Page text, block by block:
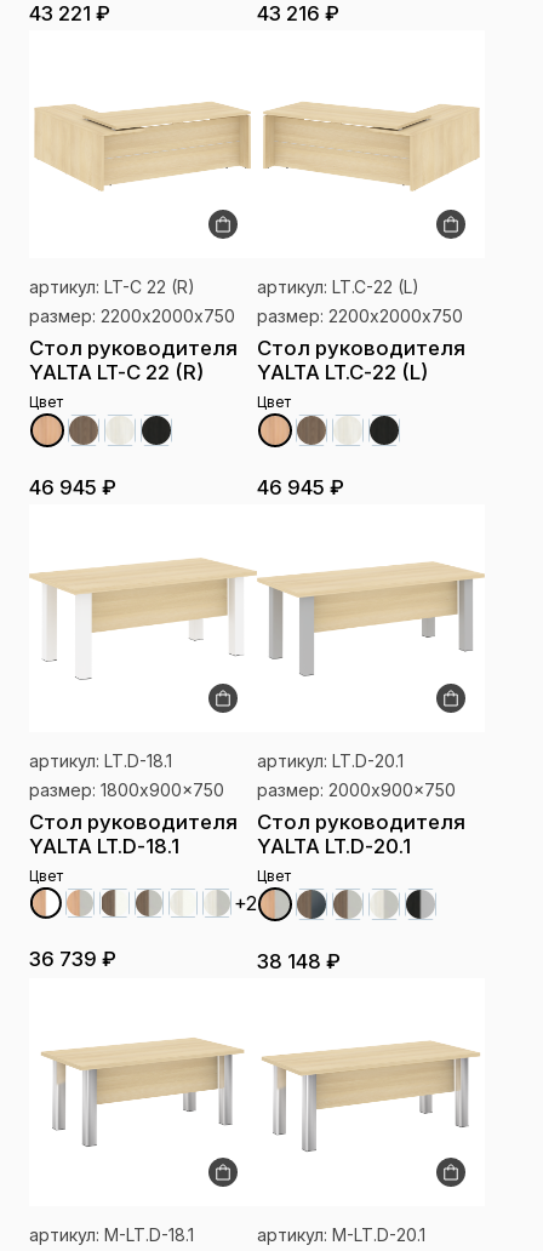
43 221 ₽ 43 216 ₽
артикул: LT-C 22 (R)
размер: 2200х2000х750
Стол руководителя
YALTA LT-C 22 (R)
Цвет
46 945 ₽
артикул: LT.C-22 (L)
размер: 2200х2000х750
Стол руководителя
YALTA LT.C-22 (L)
Цвет
46 945 ₽
артикул: LT.D-18.1
размер: 1800x900x750
Стол руководителя
YALTA LT.D-18.1
Цвет
+2
36 739 ₽
артикул: LT.D-20.1
размер: 2000x900x750
Стол руководителя
YALTA LT.D-20.1
Цвет
38 148 ₽
артикул: M-LT.D-18.1
артикул: M-LT.D-20.1